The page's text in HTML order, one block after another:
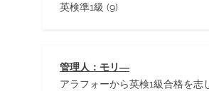
英検準1級 (9)
管理人：モリ―
アラフォーから英検1級合格を志